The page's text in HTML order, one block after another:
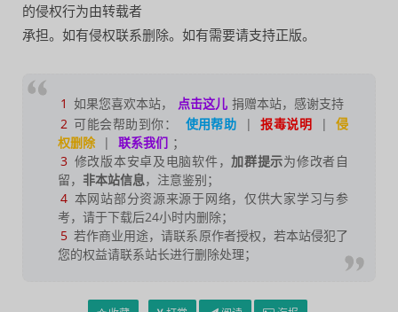
的侵权行为由转载者
承担。如有侵权联系删除。如有需要请支持正版。
1 如果您喜欢本站， 点击这儿 捐赠本站，感谢支持
2 可能会帮助到你： 使用帮助 | 报毒说明 |
侵
权删除
| 联系我们 ；
3 修改版本安卓及电脑软件，加群提示为修改者自
留， 非本站信息，注意鉴别；
4 本网站部分资源来源于网络，仅供大家学习与参
考，请于下载后24小时内删除；
5 若作商业用途，请联系原作者授权，若本站侵犯了
您的权益请联系站长进行删除处理；